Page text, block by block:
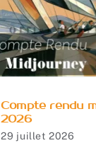
Compte
du 29
Compte rendu
2026
29 juillet 2026